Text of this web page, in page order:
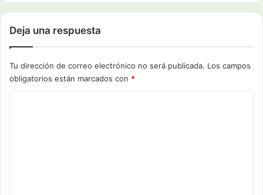
Deja una respuesta
Tu dirección de correo electrónico no será publicada. Los campos
obligatorios están marcados con *